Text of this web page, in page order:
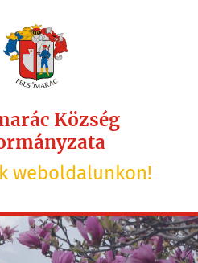
Község
weboldalunkon!